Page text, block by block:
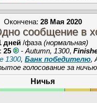
Окончена: 28 Мая 2020
сообщение в
дней/фаза (нормальная)
25 - Autumn, 1300,
1300, Банк победителю,
голосование за ничью
Ничья